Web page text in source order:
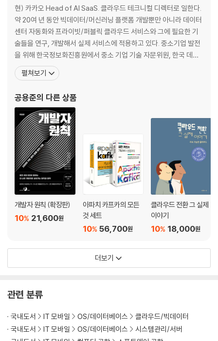
규칙 3: 자원 맵을 단순하게 유지한다
규칙 4: 실제 상태를 기대되는 상태와 일치시킨다
조정자 패턴의 메소드
Go 언어로 만든 패턴 예제
감사 관계
컨트롤러에서 조정자 패턴 사용
정리
[5장] 인프라스트럭처 애플리케이션 개발
API 설계하기
기능 추가
조만간 사라질 기능
변형되는 인프라스트럭처
정리
[6장] 클라우드 네이티브 인프라스트럭처 테스트
무엇을 테스트해야 할까
테스트 가능한 코드 작성
유효성 검사
테스트 유형
모의 테스트
인프라스트럭처 모니터링
정리
현) 카카오 Head of AI SaaS. 클라우드 테크니컬 디렉터로 일한다.
약 20여 년 동안 빅데이터/머신러닝 플랫폼 개발뿐만 아니라 데이터
센터 자동화와 프라이빗/퍼블릭 클라우드 서비스와 그에 필요한 기
술들을 연구, 개발해서 실제 서비스에 적용하고 있다. 중소기업 발전
을 위해 한국정보화진흥원에서 중소 기업 기술 자문위원, 한국 데이
터베이스 진흥원 자문위원으로도 활동한다. 주요 저서로는 『클라우
드 전환 그 실제 이야기』, 『카프카: 데이터 플랫폼의 최강자』, 『클라우
등이 있다. 전) KT 클라우드 웨
펼쳐보기
공용준의 다른 상품
개발자 원칙 (확장판)
21,600원
10%
아파치 카프카의 모든
것 세트
56,700원
10%
클라우드 전환 그 실제
이야기
18,000원
10%
더보기
관련 분류
국내도서 IT 모바일 OS/데이터베이스
클라우드/빅데이터
국내도서
IT 모바일 OS/데이터베이스
시스템관리/서버